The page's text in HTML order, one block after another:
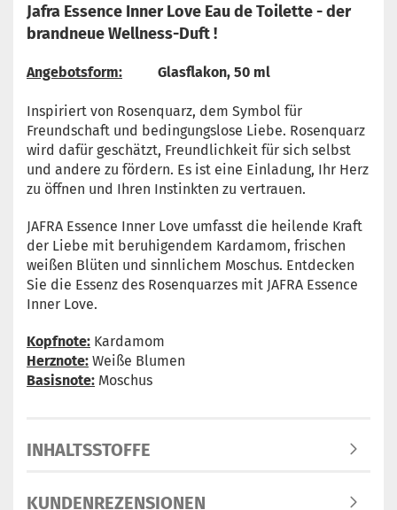
Jafra Essence Inner Love Eau de Toilette - der
brandneue Wellness-Duft !
Angebotsform: Glasflakon, 50 ml
Inspiriert von Rosenquarz, dem Symbol für
Freundschaft und bedingungslose Liebe. Rosenquarz
wird dafür geschätzt, Freundlichkeit für sich selbst
und andere zu fördern. Es ist eine Einladung, Ihr Herz
zu öffnen und Ihren Instinkten zu vertrauen.
JAFRA Essence Inner Love umfasst die heilende Kraft
der Liebe mit beruhigendem Kardamom, frischen
weißen Blüten und sinnlichem Moschus. Entdecken
Sie die Essenz des Rosenquarzes mit JAFRA Essence
Inner Love.
Kopfnote: Kardamom
Herznote: Weiße Blumen
Basisnote: Moschus
INHALTSSTOFFE
KUNDENREZENSIONEN